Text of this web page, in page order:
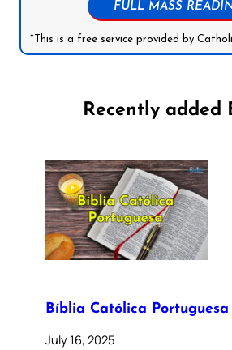
FULL MASS
*This is a free service provided by
Recently added
Bíblia Católica Portuguesa
July 16, 2025